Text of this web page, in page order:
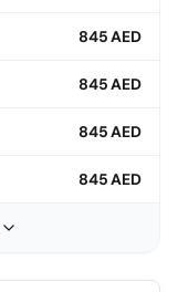
845 AED
845 AED
845 AED
845 AED